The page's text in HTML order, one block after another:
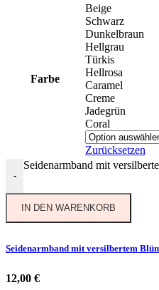
Farbe
Beige
Schwarz
Dunkelbraun
Hellgrau
Türkis
Hellrosa
Caramel
Creme
Jadegrün
Coral
Zurücksetzen
-
Seidenarmband mit
IN DEN WARENKORB
Seidenarmband mit versilbertem
12,00 €